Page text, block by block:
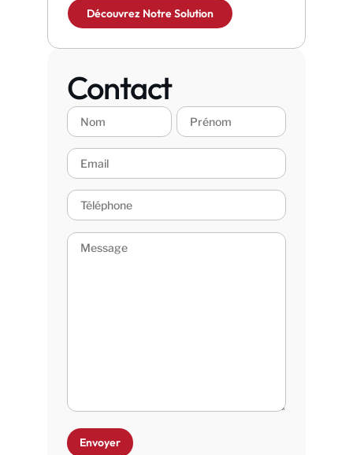
Découvrez Notre Solution
Contact